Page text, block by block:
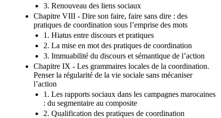
3. Renouveau des liens sociaux
Chapitre VIII - Dire son faire, faire sans dire : des
pratiques de coordination sous l’emprise des mots
1. Hiatus entre discours et pratiques
2. La mise en mot des pratiques de coordination
3. Immuabilité du discours et sémantique de l’action
Chapitre IX - Les grammaires locales de la coordination.
Penser la régularité de la vie sociale sans mécaniser
l’action
1. Les rapports sociaux dans les campagnes marocaines
: du segmentaire au composite
2. Qualification des pratiques de coordination